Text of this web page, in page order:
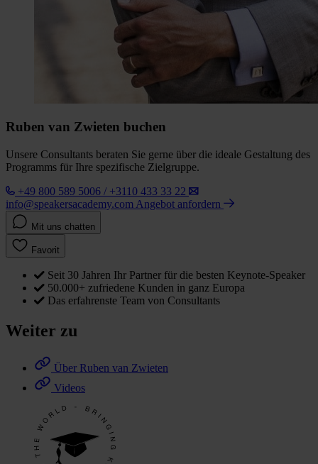
Ruben van Zwieten buchen
Unsere Consultants beraten Sie gerne über die ideale Gestaltung des
Programms für Ihre spezifische Zielgruppe.
+49 800 589 5006 / +3110 433 33 22
info@speakersacademy.com Angebot anfordern
Mit uns chatten
Favorit
Seit 30 Jahren Ihr Partner für die besten Keynote-Speaker
50.000+ zufriedene Kunden in ganz Europa
Das erfahrenste Team von Consultants
Weiter zu
Über Ruben van Zwieten
Videos